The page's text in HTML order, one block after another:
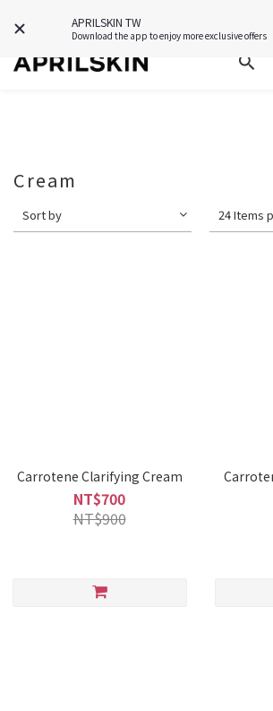
APRILSKIN TW
Download the app to enjoy more exclusive offers
APP限定禮🎁下載即送韓國保養
Cream
Sort by 24 Items
Carrotene Clarifying Cream
NT$700
NT$900